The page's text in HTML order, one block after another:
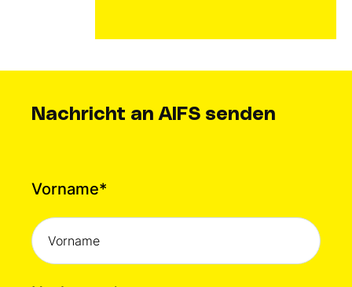
Nachricht an AIFS senden
Vorname*